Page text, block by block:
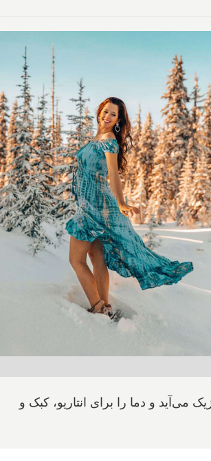
و دما را برای انتاریو، کبک و